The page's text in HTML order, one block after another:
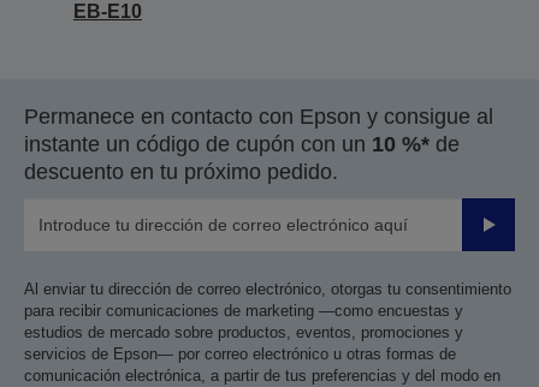
EB-E10
Permanece en contacto con Epson y consigue al
instante un código de cupón con un 10 %* de
descuento en tu próximo pedido.
Enviar
Al enviar tu dirección de correo electrónico, otorgas tu consentimiento
para recibir comunicaciones de marketing —como encuestas y
estudios de mercado sobre productos, eventos, promociones y
servicios de Epson— por correo electrónico u otras formas de
comunicación electrónica, a partir de tus preferencias y del modo en